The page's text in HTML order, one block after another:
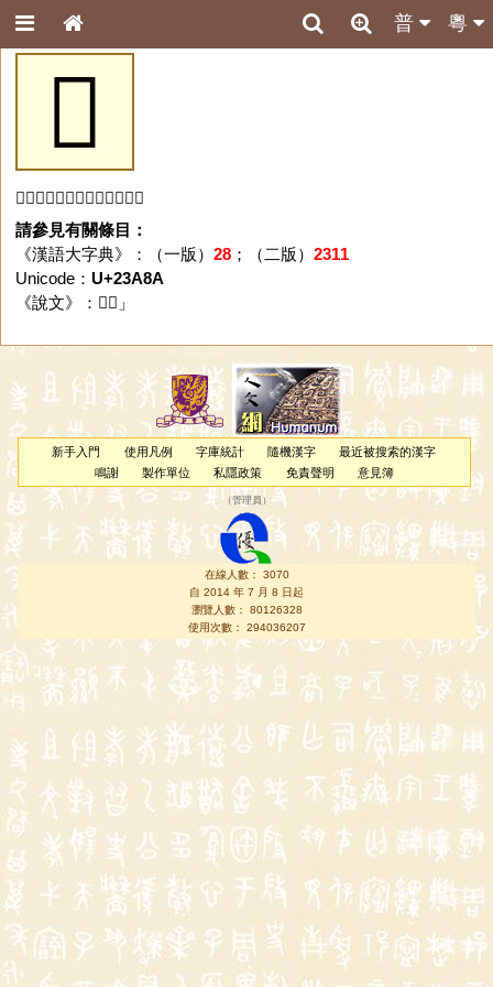
粵
普
𣪊
「𣪊」字未收錄於本資料庫。
請參見有關條目：
《漢語大字典》：（一版） 28；（二版） 2311
Unicode： U+23A8A
《說文》：「 𣪊 」
新手入門 使用凡例 字庫統計 隨機漢字
最近被搜索的漢字
鳴謝
製作單位 私隱政策 免責聲明 意見簿
（管理員 ）
在線人數： 3070
自 2014 年 7 月 8 日起
瀏覽人數： 80126328
使用次數： 294036207